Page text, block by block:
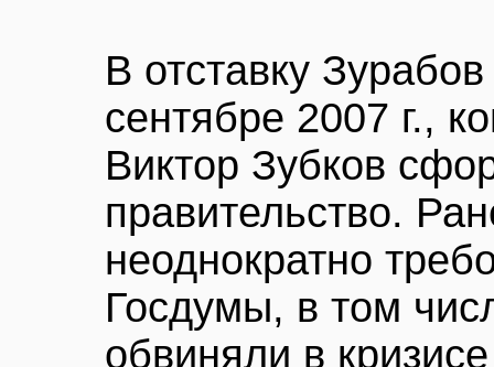
В отставку
сентябре 2007 г.,
Виктор Зубков
правительство.
неоднократно
Госдумы, в том
обвиняли в